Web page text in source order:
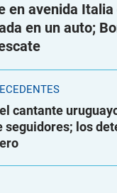
en avenida Italia
en un auto;
cantante
seguidores; los